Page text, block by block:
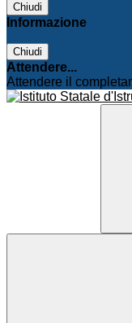
Chiudi
Informazione
Chiudi
Attendere...
Attendere il